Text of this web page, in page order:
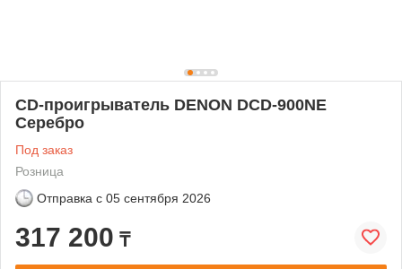
CD-проигрыватель DENON DCD-900NE
Серебро
Под заказ
Розница
Отправка с 05 сентября 2026
317 200 ₸